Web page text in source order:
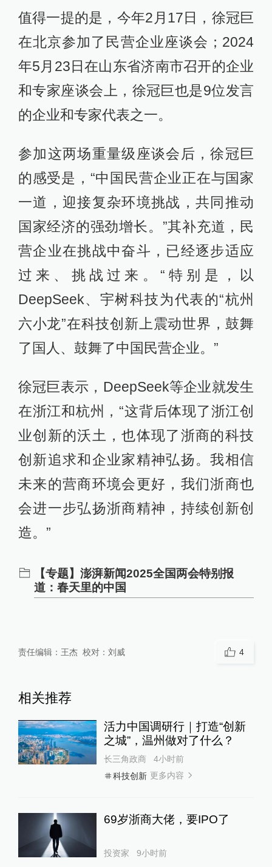
值得一提的是，今年2月17日，徐冠巨
在北京参加了民营企业座谈会；2024
年5月23日在山东省济南市召开的企业
和专家座谈会上，徐冠巨也是9位发言
的企业和专家代表之一。
参加这两场重量级座谈会后，徐冠巨
的感受是，“中国民营企业正在与国家
一道，迎接复杂环境挑战，共同推动
国家经济的强劲增长。”其补充道，民
营企业在挑战中奋斗，已经逐步适应
过来、挑战过来。“特别是，以
DeepSeek、宇树科技为代表的“杭州
六小龙”在科技创新上震动世界，鼓舞
了国人、鼓舞了中国民营企业。”
徐冠巨表示，DeepSeek等企业就发生
在浙江和杭州，“这背后体现了浙江创
业创新的沃土，也体现了浙商的科技
创新追求和企业家精神弘扬。我相信
未来的营商环境会更好，我们浙商也
会进一步弘扬浙商精神，持续创新创
造。”
【专题】澎湃新闻2025全国两会特别报
道：春天里的中国
责任编辑： 王杰 校对： 刘威 4
相关推荐
活力中国调研行｜打造“创新
之城”，温州做对了什么？
长三角政商
4小时前
科技创新 更多内容
69岁浙商大佬，要IPO了
投资家 9小时前